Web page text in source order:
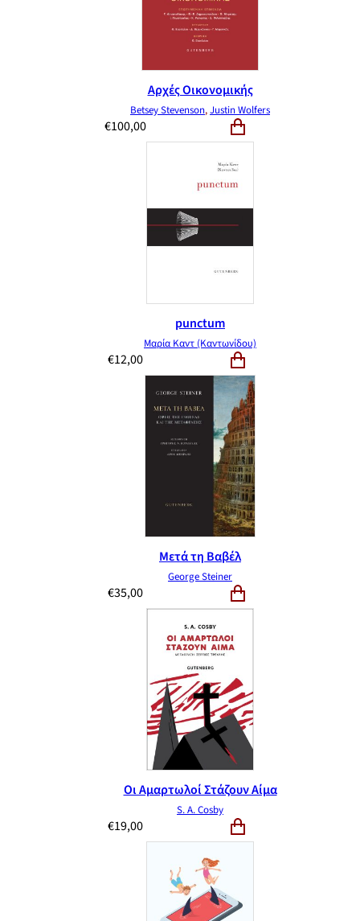
Αρχές Οικονομικής
Betsey Stevenson,Justin Wolfers
€100,00
punctum
Μαρία Καντ (Καντωνίδου)
€12,00
Μετά τη Βαβέλ
George Steiner
€35,00
Οι Αμαρτωλοί Στάζουν Αίμα
S. A. Cosby
€19,00